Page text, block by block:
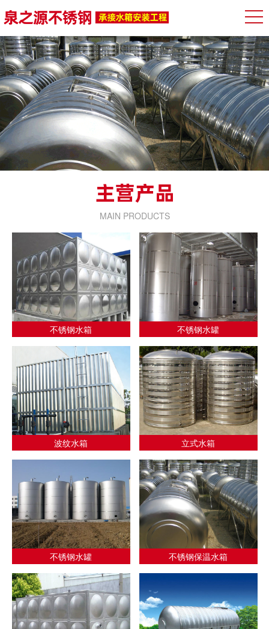
MAIN PRODUCTS
不锈钢水箱 不锈钢水罐
波纹水箱 立式水箱
不锈钢水罐 不锈钢保温水箱